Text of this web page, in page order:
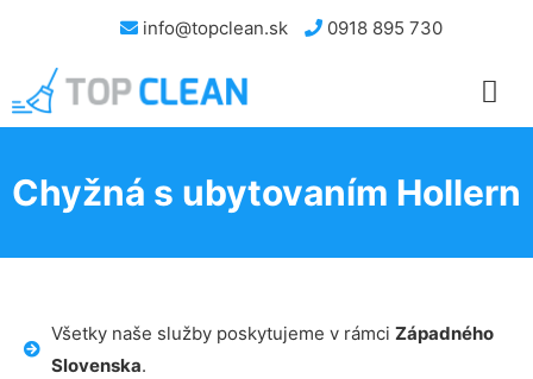
info@topclean.sk 0918 895 730
Chyžná s ubytovaním Hollern
Všetky naše služby poskytujeme v rámci Západného
Slovenska.